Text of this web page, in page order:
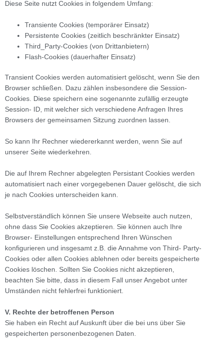
Diese Seite nutzt Cookies in folgendem Umfang:
Transiente Cookies (temporärer Einsatz)
Persistente Cookies (zeitlich beschränkter Einsatz)
Third_Party-Cookies (von Drittanbietern)
Flash-Cookies (dauerhafter Einsatz)
Transient Cookies werden automatisiert gelöscht, wenn Sie den
Browser schließen. Dazu zählen insbesondere die Session-
Cookies. Diese speichern eine sogenannte zufällig erzeugte
Session- ID, mit welcher sich verschiedene Anfragen Ihres
Browsers der gemeinsamen Sitzung zuordnen lassen.
So kann Ihr Rechner wiedererkannt werden, wenn Sie auf
unserer Seite wiederkehren.
Die auf Ihrem Rechner abgelegten Persistant Cookies werden
automatisiert nach einer vorgegebenen Dauer gelöscht, die sich
je nach Cookies unterscheiden kann.
Selbstverständlich können Sie unsere Webseite auch nutzen,
ohne dass Sie Cookies akzeptieren. Sie können auch Ihre
Browser- Einstellungen entsprechend Ihren Wünschen
konfigurieren und insgesamt z.B. die Annahme von Third- Party-
Cookies oder allen Cookies ablehnen oder bereits gespeicherte
Cookies löschen. Sollten Sie Cookies nicht akzeptieren,
beachten Sie bitte, dass in diesem Fall unser Angebot unter
Umständen nicht fehlerfrei funktioniert.
V. Rechte der betroffenen Person
Sie haben ein Recht auf Auskunft über die bei uns über Sie
gespeicherten personenbezogenen Daten.